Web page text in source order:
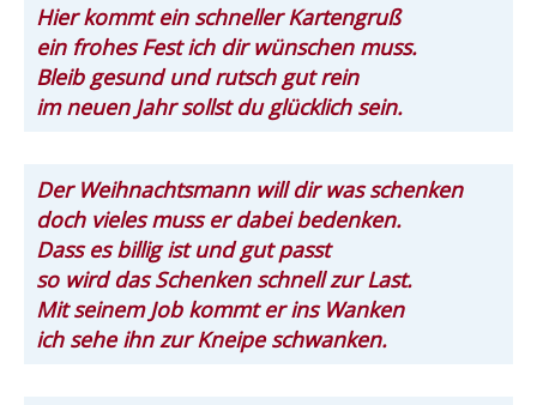
Hier kommt ein schneller Kartengruß
ein frohes Fest ich dir wünschen muss.
Bleib gesund und rutsch gut rein
im neuen Jahr sollst du glücklich sein.
Der Weihnachtsmann will dir was schenken
doch vieles muss er dabei bedenken.
Dass es billig ist und gut passt
so wird das Schenken schnell zur Last.
Mit seinem Job kommt er ins Wanken
ich sehe ihn zur Kneipe schwanken.